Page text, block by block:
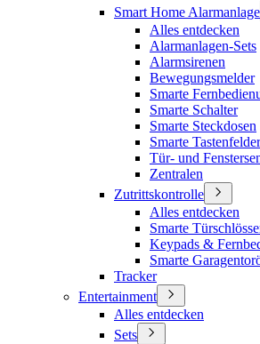
Smart Home Alarmanlage
Alles entdecken
Alarmanlagen-Sets
Alarmsirenen
Bewegungsmelder
Smarte
Smarte Schalter
Smarte Steckdosen
Smarte Tastenfelder
Tür- und
Zentralen
Zutrittskontrolle
Alles entdecken
Smarte
Keypads &
Smarte
Tracker
Entertainment
Alles entdecken
Sets